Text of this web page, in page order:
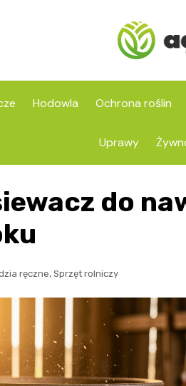
Hodowla Ochrona roślin
Uprawy
do
ręczne, Sprzęt rolniczy